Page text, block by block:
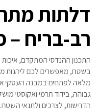
דלתות
רב-בריח
התכנון ההנדסי המתקדם, איכות
בשטח, מאפשרים לכם ליהנות
מלאה לפתחים במבנה העסקי
גבוהה, בידוד תרמי ואקוסטי
הדרישות, לצרכים ולתנאי